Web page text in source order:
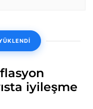
iyileşme